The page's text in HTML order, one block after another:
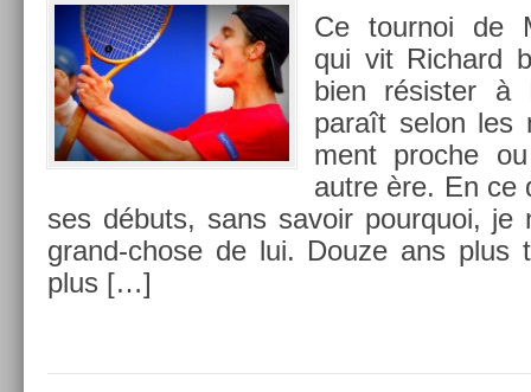
Ce tour­noi de
qui vit Ric­hard
bien résist­er à
paraît selon les
ment pro­che
autre ère. En ce
ses débuts, sans savoir pour­quoi, je
grand-chose de lui. Douze ans plus
plus […]